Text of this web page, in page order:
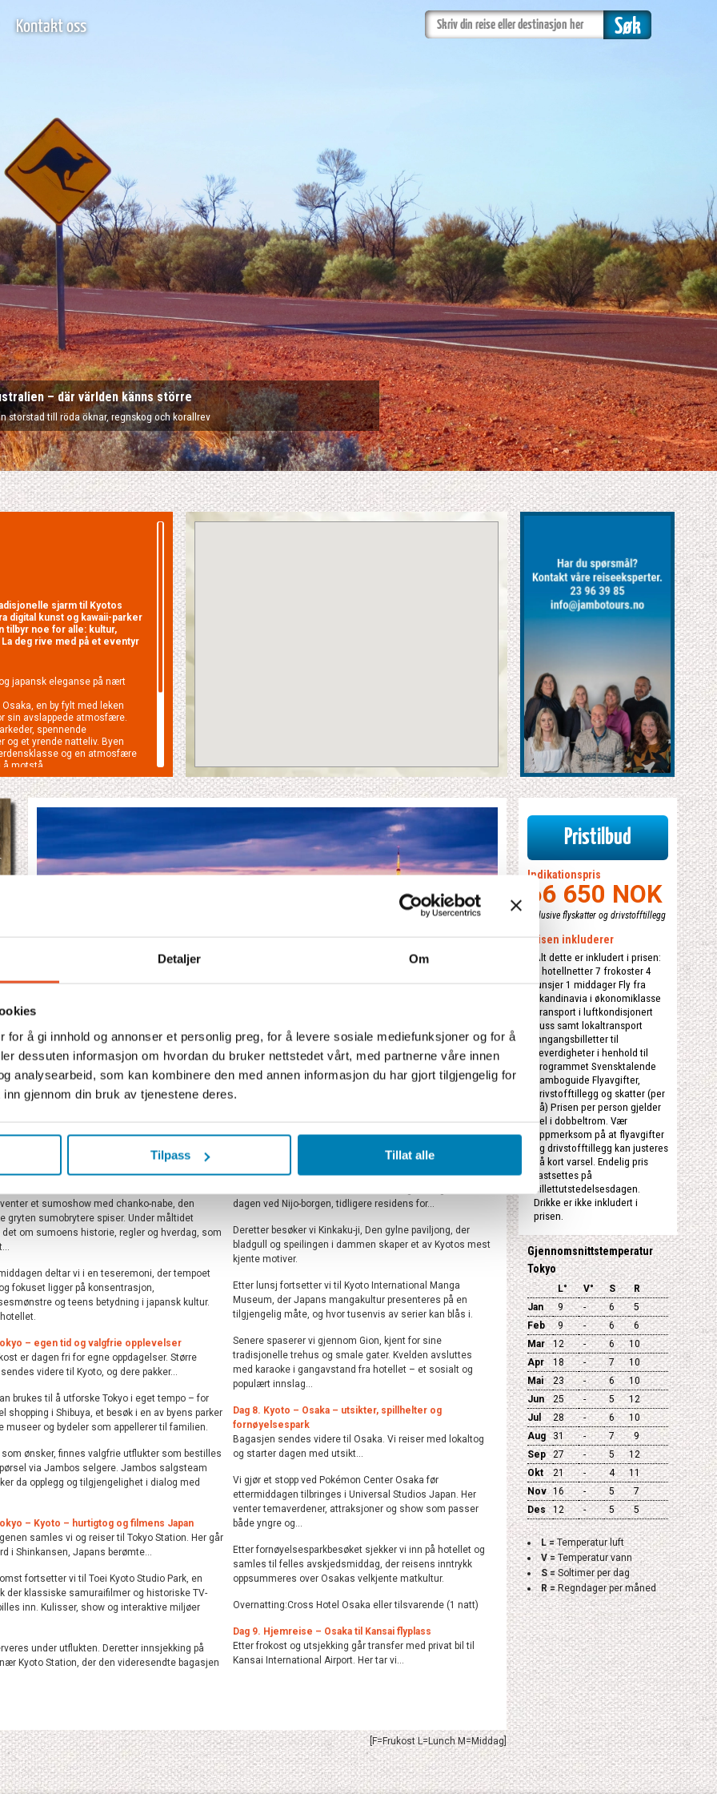
Detaljer Om
for å gi innhold og annonser et personlig preg, for å levere sosiale mediefunksjoner og for å
dessuten informasjon om hvordan du bruker nettstedet vårt, med partnerne våre innen
analysearbeid, som kan kombinere den med annen informasjon du har gjort tilgjengelig for
gjennom din bruk av tjenestene deres.
Tilpass Tillat alle
Kontakt oss
– där världen känns större
storstad till röda öknar, regnskog och korallrev
sjarm til Kyotos
digital kunst og kawaii-parker
tilbyr noe for alle: kultur,
deg rive med på et eventyr
japansk eleganse på nært
en by fylt med leken
sin avslappede atmosfære.
spennende
og et yrende natteliv. Byen
og en atmosfære
motstå.
reisen vil vi nyte det
kjøkkenet, kjent for sin
variasjon.
for å gi alle, uavhengig
varer livet ut. Jambojunior
det beste av Japans
popkulturens fargerike
Fakta
langs Nakamise-gaten, der små boder selger
godsaker, suvenirer og håndverk – et
for juniorer som gjerne prøver nye
et sumoshow med chanko-nabe, den
gryten sumobrytere spiser. Under måltidet
om sumoens historie, regler og hverdag, som
deltar vi i en teseremoni, der tempoet
fokuset ligger på konsentrasjon,
og teens betydning i japansk kultur.
– egen tid og valgfrie opplevelser
er dagen fri for egne oppdagelser. Større
videre til Kyoto, og dere pakker...
brukes til å utforske Tokyo i eget tempo – for
shopping i Shibuya, et besøk i en av byens parker
museer og bydeler som appellerer til familien.
som ønsker, finnes valgfrie utflukter som bestilles
via Jambos selgere. Jambos salgsteam
da opplegg og tilgjengelighet i dialog med
– Kyoto – hurtigtog og filmens Japan
samles vi og reiser til Tokyo Station. Her går
i Shinkansen, Japans berømte...
fortsetter vi til Toei Kyoto Studio Park, en
der klassiske samuraifilmer og historiske TV-
inn. Kulisser, show og interaktive miljøer
under utflukten. Deretter innsjekking på
Kyoto Station, der den videresendte bagasjen
Overnatting: Mitsui Garden Hotel Kyoto Station eller
Dag 7. Kyoto – keisertid, manga og kveldskaraoke
dagen ved Nijo-borgen, tidligere residens for...
Deretter besøker vi Kinkaku-ji, Den gylne paviljong, der
bladgull og speilingen i dammen skaper et av Kyotos mest
kjente motiver.
Etter lunsj fortsetter vi til Kyoto International Manga
Museum, der Japans mangakultur presenteres på en
tilgjengelig måte, og hvor tusenvis av serier kan blås i.
Senere spaserer vi gjennom Gion, kjent for sine
tradisjonelle trehus og smale gater. Kvelden avsluttes
med karaoke i gangavstand fra hotellet – et sosialt og
populært innslag...
Dag 8. Kyoto – Osaka – utsikter, spillhelter og
fornøyelsespark
Bagasjen sendes videre til Osaka. Vi reiser med lokaltog
og starter dagen med utsikt...
Vi gjør et stopp ved Pokémon Center Osaka før
ettermiddagen tilbringes i Universal Studios Japan. Her
venter temaverdener, attraksjoner og show som passer
både yngre og...
Etter fornøyelsesparkbesøket sjekker vi inn på hotellet og
samles til felles avskjedsmiddag, der reisens inntrykk
oppsummeres over Osakas velkjente matkultur.
Overnatting:Cross Hotel Osaka eller tilsvarende (1 natt)
Dag 9. Hjemreise – Osaka til Kansai flyplass
Etter frokost og utsjekking går transfer med privat bil til
Kansai International Airport. Her tar vi...
[F=Frukost L=Lunch M=Middag]
Pristilbud
Indikationspris
66 650 NOK
inklusive flyskatter og drivstofftillegg
Prisen inkluderer
Alt dette er inkludert i prisen:
7 hotellnetter 7 frokoster 4
lunsjer 1 middager Fly fra
Skandinavia i økonomiklasse
Transport i luftkondisjonert
buss samt lokaltransport
Inngangsbilletter til
severdigheter i henhold til
programmet Svensktalende
Jamboguide Flyavgifter,
drivstofftillegg og skatter (per
nå) Prisen per person gjelder
del i dobbeltrom. Vær
oppmerksom på at flyavgifter
og drivstofftillegg kan justeres
på kort varsel. Endelig pris
fastsettes på
billettutstedelsesdagen.
Drikke er ikke inkludert i
prisen.
Gjennomsnittstemperatur
Tokyo
L° V° S
R
Jan
9 - 6
5
Feb
9 - 6
6
Mar
12 - 6
10
Apr
18 - 7
10
Mai
23 - 6
10
Jun
25 - 5
12
Jul
28 - 6
10
Aug
31 - 7
9
Sep
27 - 5
12
Okt
21 - 4
11
Nov 16 - 5
7
Des
12 - 5 5
L =Temperatur luft
V =Temperatur vann
S =Soltimer per dag
R =Regndager per måned
XClose